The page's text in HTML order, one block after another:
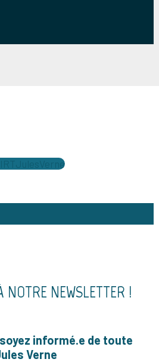
NOTRE NEWSLETTER !
informé.e de toute
Verne